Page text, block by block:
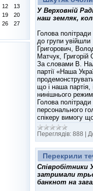
12
13
19
20
26
27
У Верховній
наш земляк,
Голова
до групи увійшли
Григорович,
Матчук,
За словами В.
партії «Наша
що і наша партія,
нинішнього
Голова
персонального
спікеру вимогу
Переглядів: 888 |
Перекрили
Співробітники
затримали
банкнот на